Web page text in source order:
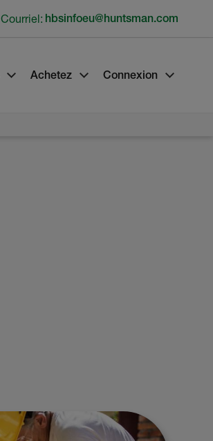
Achetez Connexion
Courriel: hbsinfoeu@huntsman.com